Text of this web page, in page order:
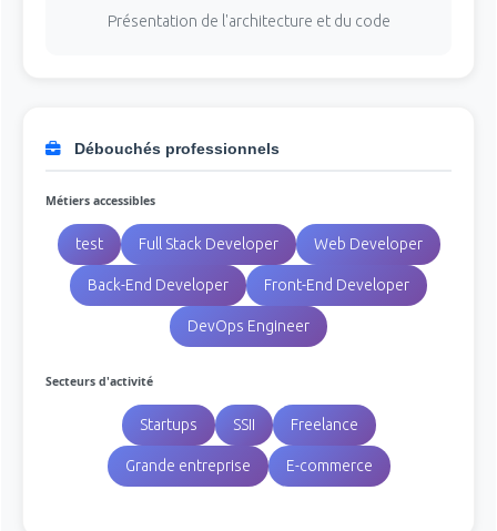
Présentation de l'architecture et du code
Débouchés professionnels
Métiers accessibles
test Full Stack Developer Web Developer
Back-End Developer Front-End Developer
DevOps Engineer
Secteurs d'activité
Startups SSII Freelance
Grande entreprise E-commerce